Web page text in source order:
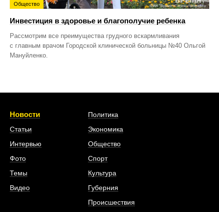
Общество
Инвестиция в здоровье и благополучие ребенка
Рассмотрим все преимущества грудного вскармливания
с главным врачом Городской клинической больницы №40 Ольгой
Мануйленко.
Новости
Статьи
Интервью
Фото
Темы
Видео
Политика
Экономика
Общество
Спорт
Культура
Губерния
Происшествия